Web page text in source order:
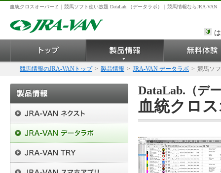
血統クロスオーバーＺ｜競馬ソフト使い放題 DataLab.（データラボ）｜競馬情報ならJRA-VAN
競馬情報のJRA-VANトップ > 製品情報 > JRA-VAN データラボ > 競馬ソ
DataLab.（デ
血統クロ